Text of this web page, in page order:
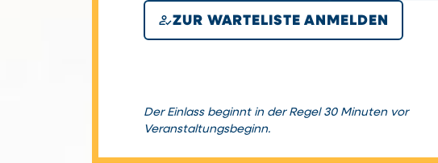
how_to_regZUR WARTELISTE ANMELDEN
Der Einlass beginnt in der Regel 30 Minuten vor
Veranstaltungsbeginn.